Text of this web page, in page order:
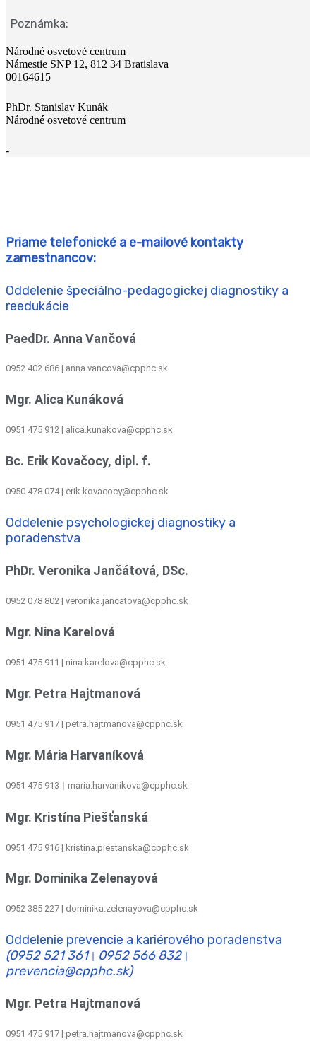
Poznámka:
Národné osvetové centrum
Námestie SNP 12, 812 34 Bratislava
00164615
PhDr. Stanislav Kunák
Národné osvetové centrum
-
Priame telefonické a e-mailové kontakty
zamestnancov:
Oddelenie špeciálno-pedagogickej diagnostiky a
reedukácie
PaedDr. Anna Vančová
0952 402 686 | anna.vancova@cpphc.sk
Mgr. Alica Kunáková
0951 475 912 | alica.kunakova@cpphc.sk
Bc. Erik Kovačocy, dipl. f.
0950 478 074 | erik.kovacocy@cpphc.sk
Oddelenie psychologickej diagnostiky a
poradenstva
PhDr. Veronika Jančátová, DSc.
0952 078 802 | veronika.jancatova@cpphc.sk
Mgr. Nina Karelová
0951 475 911 | nina.karelova@cpphc.sk
Mgr. Petra Hajtmanová
0951 475 917 | petra.hajtmanova@cpphc.sk
Mgr. Mária Harvaníková
0951 475 913 maria.harvanikova@cpphc.sk
Mgr. Kristína Piešťanská
0951 475 916 | kristina.piestanska@cpphc.sk
Mgr. Dominika Zelenayová
0952 385 227 | dominika.zelenayova@cpphc.sk
Oddelenie prevencie a kariérového poradenstva
(0952 521 361
0952 566 832
prevencia@cpphc.sk)
Mgr. Petra Hajtmanová
0951 475 917 | petra.hajtmanova@cpphc.sk